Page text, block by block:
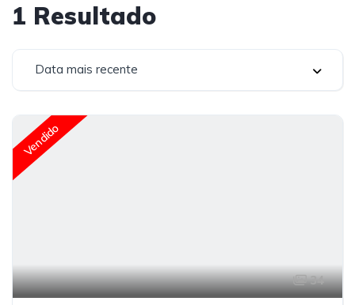
1 Resultado
Data mais recente
Vendido
34